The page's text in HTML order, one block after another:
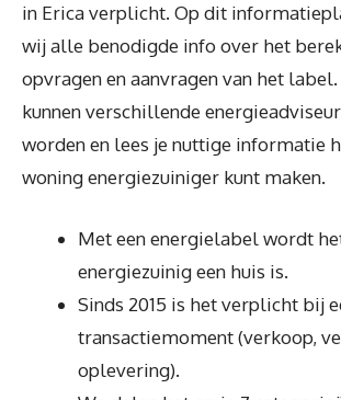
in Erica verplicht. Op dit
wij alle benodigde info over het
opvragen en aanvragen van het
kunnen verschillende
worden en lees je nuttige informatie
woning energiezuiniger kunt maken.
Met een energielabel wordt
energiezuinig een huis is.
Sinds 2015 is het verplicht bij
transactiemoment (verkoop,
oplevering).